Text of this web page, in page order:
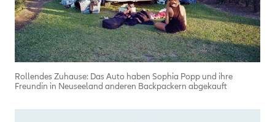
Rollendes Zuhause: Das Auto haben Sophia Popp und ihre
Freundin in Neuseeland anderen Backpackern abgekauft